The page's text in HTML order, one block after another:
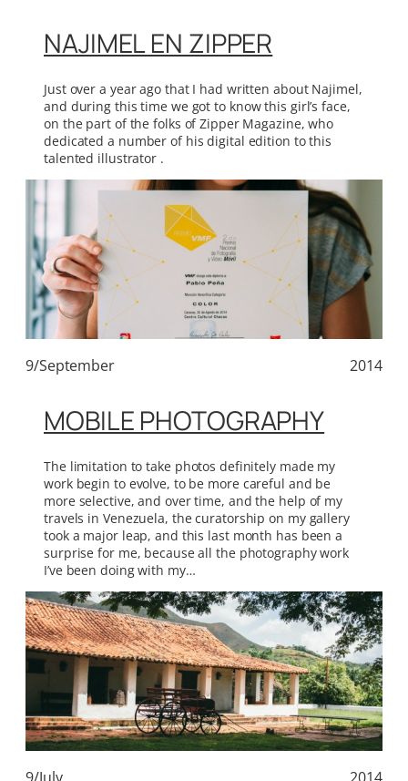
NAJIMEL EN ZIPPER
Just over a year ago that I had written about Najimel,
and during this time we got to know this girl’s face,
on the part of the folks of Zipper Magazine, who
dedicated a number of his digital edition to this
talented illustrator .
9/September 2014
MOBILE PHOTOGRAPHY
The limitation to take photos definitely made ​​my
work begin to evolve, to be more careful and be
more selective, and over time, and the help of my
travels in Venezuela, the curatorship on my gallery
took a major leap, and this last month has been a
surprise for me, because all the photography work
I’ve been doing with my…